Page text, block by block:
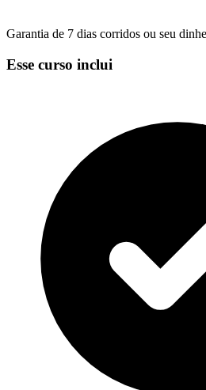
Garantia de 7 dias corridos ou seu
Esse curso inclui